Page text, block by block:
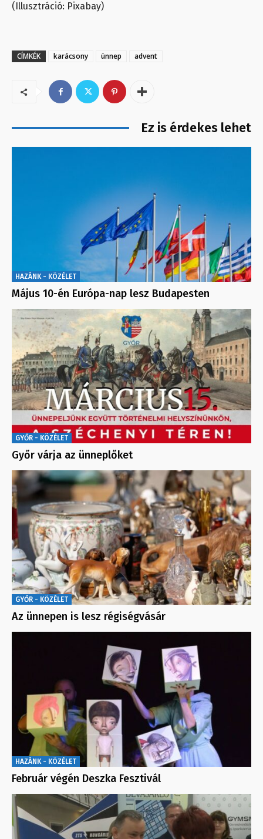
(Illusztráció: Pixabay)
CÍMKÉK karácsony ünnep advent
Ez is érdekes lehet
HAZÁNK - KÖZÉLET
Május 10-én Európa-nap lesz Budapesten
GYŐR - KÖZÉLET
Győr várja az ünneplőket
GYŐR - KÖZÉLET
Az ünnepen is lesz régiségvásár
HAZÁNK - KÖZÉLET
Február végén Deszka Fesztivál